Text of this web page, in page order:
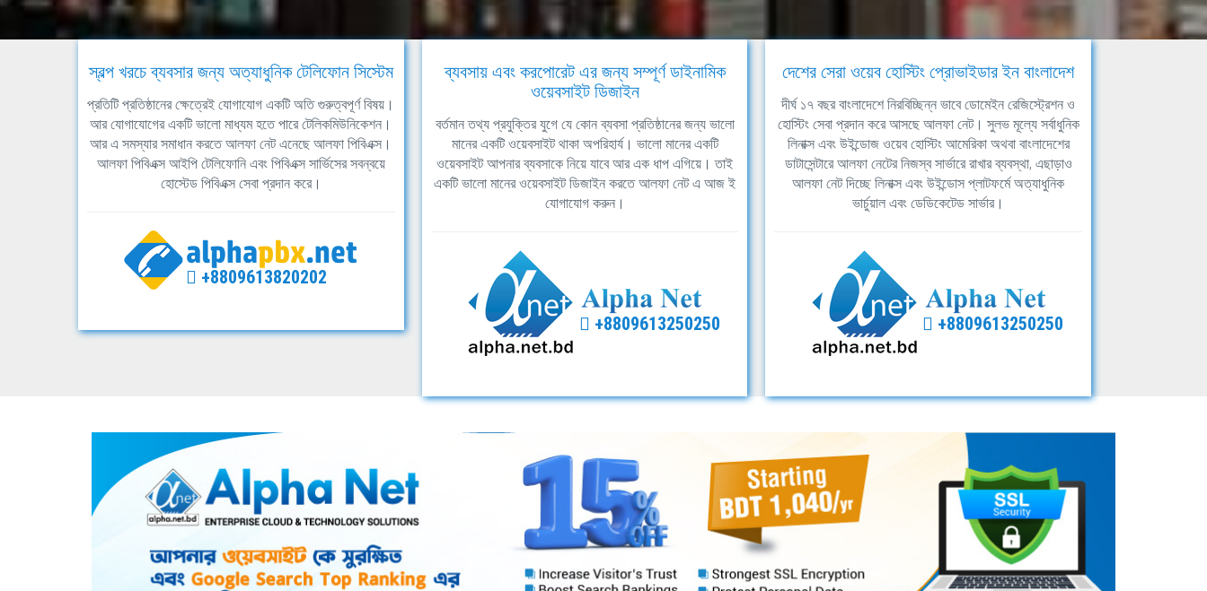
স্বল্প খরচে ব্যবসার জন্য অত্যাধুনিক টেলিফোন সিস্টেম
প্রতিটি প্রতিষ্ঠানের ক্ষেত্রেই যোগাযোগ একটি অতি গুরুত্বপূর্ণ বিষয়।
আর যোগাযোগের একটি ভালো মাধ্যম হতে পারে টেলিকমিউনিকেশন।
আর এ সমস্যার সমাধান করতে আলফা নেট এনেছে আলফা পিবিএক্স।
আলফা পিবিএক্স আইপি টেলিফোনি এবং পিবিএক্স সার্ভিসের সবন্বয়ে
হোস্টেড পিবিএক্স সেবা প্রদান করে।
+8809613820202
ব্যবসায় এবং করপোরেট এর জন্য সম্পূর্ণ ডাইনামিক
ওয়েবসাইট ডিজাইন
বর্তমান তথ্য প্রযুক্তির যুগে যে কোন ব্যবসা প্রতিষ্ঠানের জন্য ভালো
মানের একটি ওয়েবসাইট থাকা অপরিহার্য। ভালো মানের একটি
ওয়েবসাইট আপনার ব্যবসাকে নিয়ে যাবে আর এক ধাপ এগিয়ে। তাই
একটি ভালো মানের ওয়েবসাইট ডিজাইন করতে আলফা নেট এ আজ ই
যোগাযোগ করুন।
+8809613250250
দেশের সেরা ওয়েব হোস্টিং প্রোভাইডার ইন বাংলাদেশ
দীর্ঘ ১৭ বছর বাংলাদেশে নিরবিচ্ছিন্ন ভাবে ডোমেইন রেজিস্ট্রেশন ও
হোস্টিং সেবা প্রদান করে আসছে আলফা নেট। সুলভ মূল্যে সর্বাধুনিক
লিনাক্স এবং উইন্ডোজ ওয়েব হোস্টিং আমেরিকা অথবা বাংলাদেশের
ডাটাসেন্টারে আলফা নেটের নিজস্ব সার্ভারে রাখার ব্যবস্থা, এছাড়াও
আলফা নেট দিচ্ছে লিনাক্স এবং উইন্ডোস প্লাটফর্মে অত্যাধুনিক
ভার্চুয়াল এবং ডেডিকেটেড সার্ভার।
+8809613250250